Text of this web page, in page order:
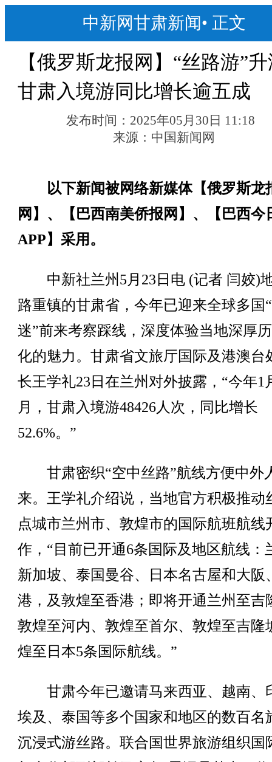
中新网甘肃新闻• 正文
【俄罗斯龙报网】“丝路游”
甘肃入境游同比增长逾五成
发布时间： 2025年05月30日 11:18
来源： 中国新闻网
以下新闻被网络新媒体【俄罗斯龙
网】、【巴西南美侨报网】、【巴西今
APP】采用。
中新社兰州5月23日电 (记者 闫姣)
路重镇的甘肃省，今年已迎来全球多国
迷”前来考察踩线，深度体验当地深厚
化的魅力。甘肃省文旅厅国际及港澳台
长王学礼23日在兰州对外披露，“今年1
月，甘肃入境游48426人次，同比增长
52.6%。”
甘肃密织“空中丝路”航线方便中外
来。王学礼介绍说，当地官方积极推动
点城市兰州市、敦煌市的国际航班航线
作，“目前已开通6条国际及地区航线：
新加坡、泰国曼谷、日本名古屋和大阪
港，及敦煌至香港；即将开通兰州至吉
敦煌至河内、敦煌至首尔、敦煌至吉隆
煌至日本5条国际航线。”
甘肃今年已邀请马来西亚、越南、
埃及、泰国等多个国家和地区的数百名
沉浸式游丝路。联合国世界旅游组织国